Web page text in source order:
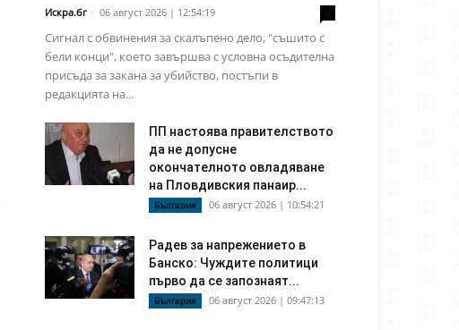
Искра.бг - 06 август 2026 | 12:54:19
Сигнал с обвинения за скалъпено дело, "съшито с
бели конци", което завършва с условна осъдителна
присъда за закана за убийство, постъпи в
редакцията на...
ПП настоява правителството
да не допусне
окончателното овладяване
на Пловдивския панаир...
България 06 август 2026 | 10:54:21
Радев за напрежението в
Банско: Чуждите политици
първо да се запознаят...
България 06 август 2026 | 09:47:13